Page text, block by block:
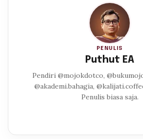
PENULIS
Puthut EA
Pendiri @mojokdotco,
@akademi.bahagia,
Penulis biasa saja.